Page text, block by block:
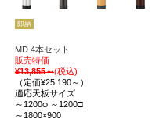
即納
MD 4本セット
販売特価
¥13,855～(税込)
（定価¥25,190～）
適応天板サイズ
～1200φ ～1200□
～1800×900